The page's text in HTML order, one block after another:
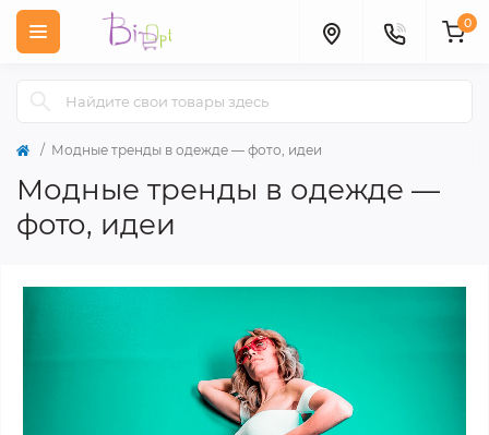
0
Модные тренды в одежде — фото, идеи
Модные тренды в одежде —
фото, идеи